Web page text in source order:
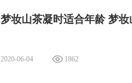
梦妆山茶凝时适合年龄 ​梦
2020-06-04 1862